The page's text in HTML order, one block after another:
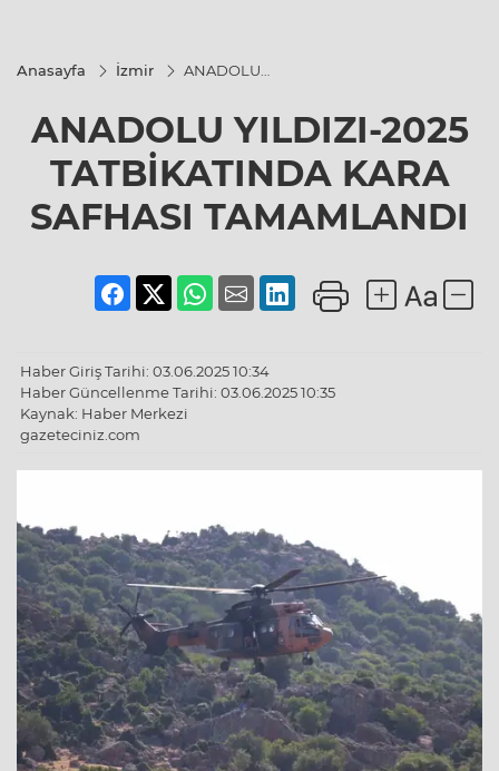
Anasayfa İzmir
ANADOLU
KARA SAFHASI
TAMAMLANDI
ANADOLU YILDIZI-2025
TATBİKATINDA KARA
SAFHASI TAMAMLANDI
Haber Giriş Tarihi: 03.06.2025 10:34
Haber Güncellenme Tarihi: 03.06.2025 10:35
Kaynak: Haber Merkezi
gazeteciniz.com